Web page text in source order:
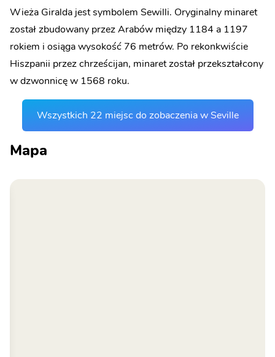
Wieża Giralda jest symbolem Sewilli. Oryginalny minaret
został zbudowany przez Arabów między 1184 a 1197
rokiem i osiąga wysokość 76 metrów. Po rekonkwiście
Hiszpanii przez chrześcijan, minaret został przekształcony
w dzwonnicę w 1568 roku.
Wszystkich 22 miejsc do zobaczenia w Seville
Mapa